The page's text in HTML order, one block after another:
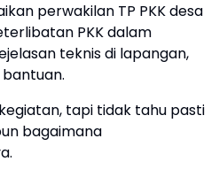
perwakilan TP PKK desa
PKK dalam
teknis di lapangan,
tapi tidak tahu pasti
bagaimana